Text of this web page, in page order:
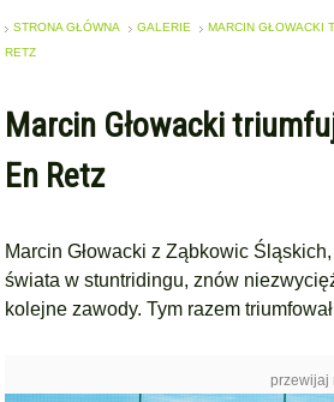
STRONA GŁÓWNA GALERIE
MARCIN GŁOWACKI
RETZ
Marcin Głowacki
En Retz
Marcin Głowacki z Ząbkowic
świata w stuntridingu, znów
kolejne zawody. Tym razem
przewijaj